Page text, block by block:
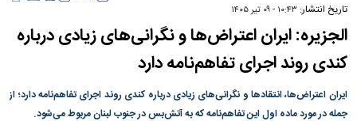
تاریخ انتشار: ۱۰:۴۳ - ۰۹ تير ۱۴۰۵
الجزیره: ایران اعتراض‌ها و نگرانی‌های زیادی درباره
کندی روند اجرای تفاهم‌نامه دارد
ایران اعتراض‌ها، انتقاد‌ها و نگرانی‌های زیادی درباره کندی روند اجرای تفاهم‌نامه دارد؛ از
جمله در مورد ماده اول این تفاهم‌نامه که به آتش‌بس در جنوب لبنان مربوط می‌شود.